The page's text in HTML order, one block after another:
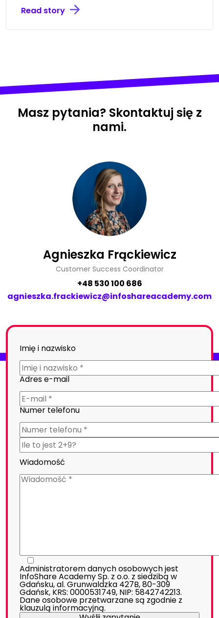
Read story
Masz pytania? Skontaktuj się z
nami.
Agnieszka Frąckiewicz
Customer Success Coordinator
+48 530 100 686
agnieszka.frackiewicz@infoshareacademy.com
Imię i nazwisko
Adres e-mail
Numer telefonu
Wiadomość
Administratorem danych osobowych jest
InfoShare Academy Sp. z o.o. z siedzibą w
Gdańsku, al. Grunwaldzka 427B, 80-309
Gdańsk, KRS: 0000531749, NIP: 5842742213.
Dane osobowe przetwarzane są zgodnie z
klauzulą informacyjną.